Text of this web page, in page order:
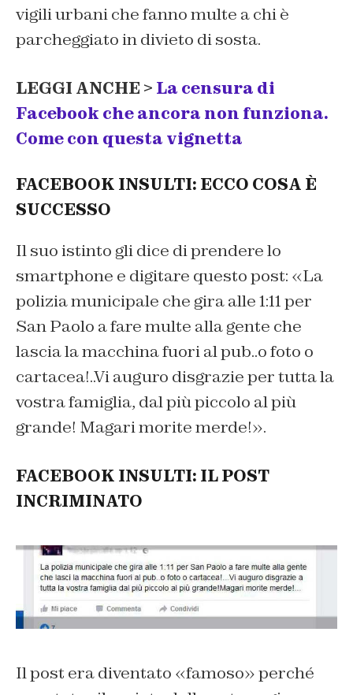
vigili urbani che fanno multe a chi è
parcheggiato in divieto di sosta.
LEGGI ANCHE > La censura di
Facebook che ancora non funziona.
Come con questa vignetta
FACEBOOK INSULTI: ECCO COSA È
SUCCESSO
Il suo istinto gli dice di prendere lo
smartphone e digitare questo post: «La
polizia municipale che gira alle 1:11 per
San Paolo a fare multe alla gente che
lascia la macchina fuori al pub..o foto o
cartacea!..Vi auguro disgrazie per tutta la
vostra famiglia, dal più piccolo al più
grande! Magari morite merde!».
FACEBOOK INSULTI: IL POST
INCRIMINATO
Il post era diventato «famoso» perché